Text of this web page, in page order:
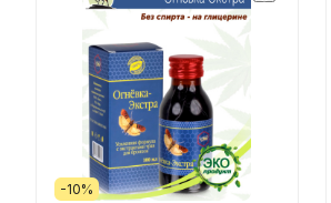
-10%